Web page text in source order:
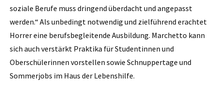
soziale Berufe muss dringend überdacht und angepasst
werden.“ Als unbedingt notwendig und zielführend erachtet
Horrer eine berufsbegleitende Ausbildung. Marchetto kann
sich auch verstärkt Praktika für Studentinnen und
Oberschülerinnen vorstellen sowie Schnuppertage und
Sommerjobs im Haus der Lebenshilfe.